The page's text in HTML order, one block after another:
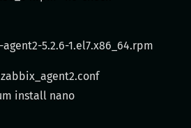
5.2.6-1.el7.x86_64.rpm
install nano